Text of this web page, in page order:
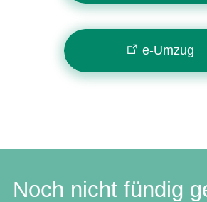
e-Umzug
Noch nicht fündig